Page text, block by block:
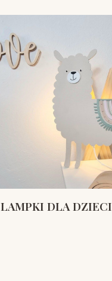
LAMPKI DLA DZIECI